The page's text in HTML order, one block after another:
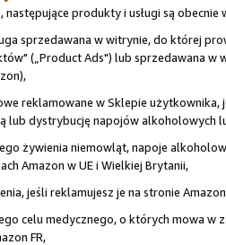
produkty i usługi są
sprzedawana w witrynie, do której
(„Product Ads") lub sprzedawana
reklamowane w Sklepie
lub dystrybucję napojów alkoholowych
żywienia niemowląt, napoje
Amazon w UE i Wielkiej Brytanii,
jeśli reklamujesz je na stronie Amazon
celu medycznego, o których mowa w
FR,